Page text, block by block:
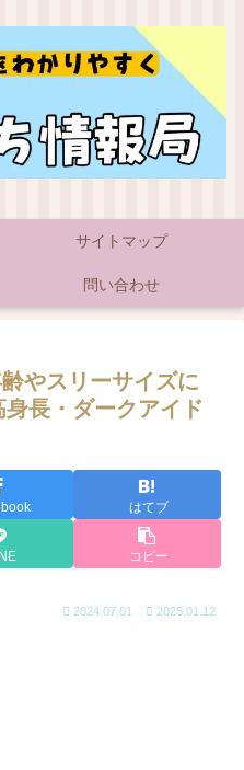
サイトマップ
問い合わせ
やスリーサイズに
長・ダークアイド
はてブ
コピー
2024.07.01 2025.01.12